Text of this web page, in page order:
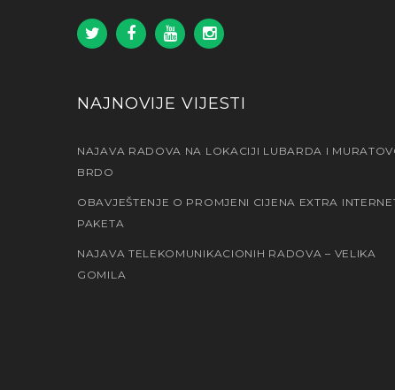
NAJNOVIJE VIJESTI
NAJAVA RADOVA NA LOKACIJI LUBARDA I
BRDO
OBAVJEŠTENJE O PROMJENI CIJENA EXTRA
PAKETA
NAJAVA TELEKOMUNIKACIONIH RADOVA – VELIKA
GOMILA